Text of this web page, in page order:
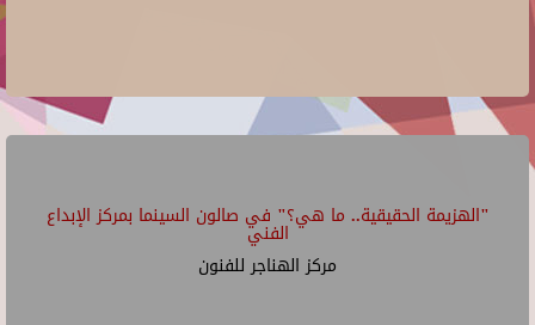
"الهزيمة الحقيقية.. ما هي؟" في صالون السينما بمركز الإبداع
الفني
مركز الهناجر للفنون